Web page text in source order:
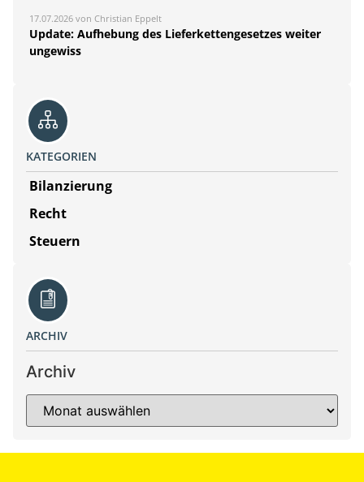
17.07.2026 von Christian Eppelt
Update: Aufhebung des Lieferkettengesetzes weiter
ungewiss
KATEGORIEN
Bilanzierung
Recht
Steuern
ARCHIV
Archiv